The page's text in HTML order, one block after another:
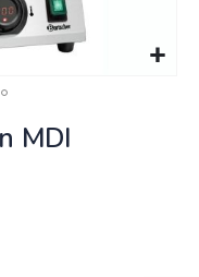
MDI